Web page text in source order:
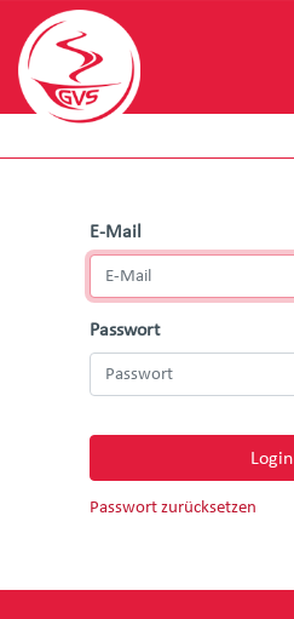
E-Mail
Passwort
Login
Passwort zurücksetzen